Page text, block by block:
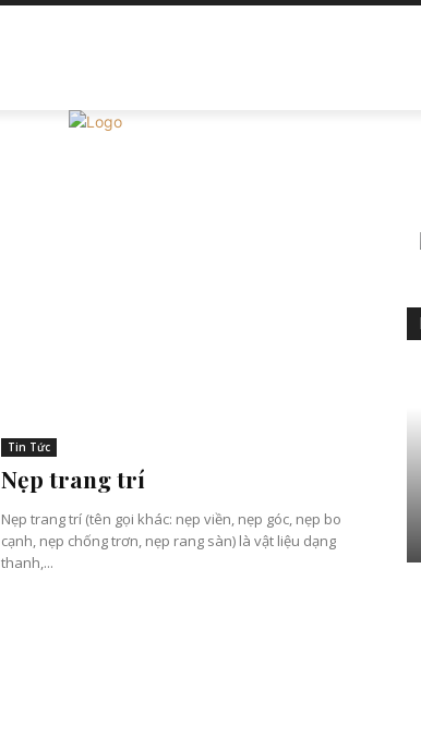
Tin Tức
Nẹp trang trí
Nẹp trang trí (tên gọi khác: nẹp viền, nẹp góc, nẹp bo
cạnh, nẹp chống trơn, nẹp rang sàn) là vật liệu dạng
thanh,...